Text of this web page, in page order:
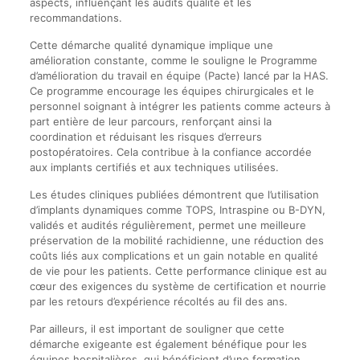
recommandations.
Cette démarche qualité dynamique implique une
amélioration constante, comme le souligne le Programme
d’amélioration du travail en équipe (Pacte) lancé par la HAS.
Ce programme encourage les équipes chirurgicales et le
personnel soignant à intégrer les patients comme acteurs à
part entière de leur parcours, renforçant ainsi la
coordination et réduisant les risques d’erreurs
postopératoires. Cela contribue à la confiance accordée
aux implants certifiés et aux techniques utilisées.
Les études cliniques publiées démontrent que l’utilisation
d’implants dynamiques comme TOPS, Intraspine ou B-DYN,
validés et audités régulièrement, permet une meilleure
préservation de la mobilité rachidienne, une réduction des
coûts liés aux complications et un gain notable en qualité
de vie pour les patients. Cette performance clinique est au
cœur des exigences du système de certification et nourrie
par les retours d’expérience récoltés au fil des ans.
Par ailleurs, il est important de souligner que cette
démarche exigeante est également bénéfique pour les